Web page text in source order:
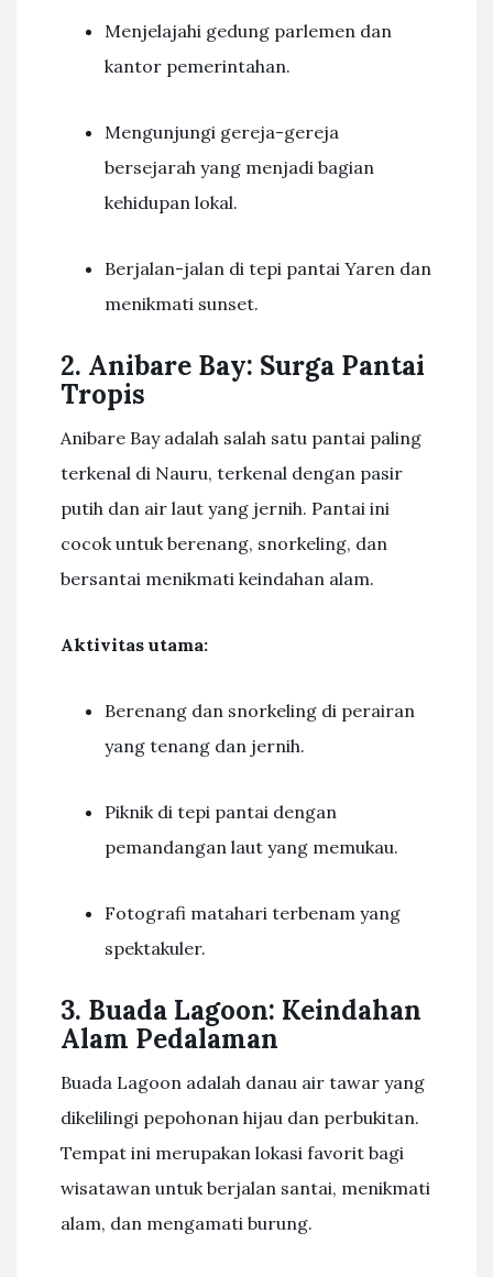
Menjelajahi gedung parlemen dan
kantor pemerintahan.
Mengunjungi gereja-gereja
bersejarah yang menjadi bagian
kehidupan lokal.
Berjalan-jalan di tepi pantai Yaren dan
menikmati sunset.
2. Anibare Bay: Surga Pantai
Tropis
Anibare Bay adalah salah satu pantai paling
terkenal di Nauru, terkenal dengan pasir
putih dan air laut yang jernih. Pantai ini
cocok untuk berenang, snorkeling, dan
bersantai menikmati keindahan alam.
Aktivitas utama:
Berenang dan snorkeling di perairan
yang tenang dan jernih.
Piknik di tepi pantai dengan
pemandangan laut yang memukau.
Fotografi matahari terbenam yang
spektakuler.
3. Buada Lagoon: Keindahan
Alam Pedalaman
Buada Lagoon adalah danau air tawar yang
dikelilingi pepohonan hijau dan perbukitan.
Tempat ini merupakan lokasi favorit bagi
wisatawan untuk berjalan santai, menikmati
alam, dan mengamati burung.